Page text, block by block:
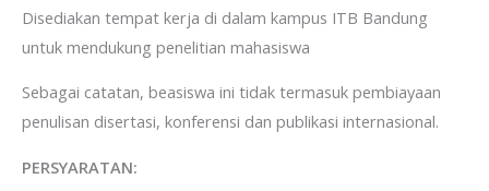
Disediakan tempat kerja di dalam kampus ITB Bandung
untuk mendukung penelitian mahasiswa
Sebagai catatan, beasiswa ini tidak termasuk pembiayaan
penulisan disertasi, konferensi dan publikasi internasional.
PERSYARATAN: